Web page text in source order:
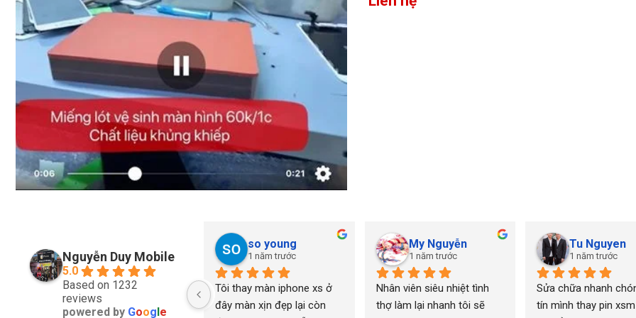
Nguyễn Duy Mobile
5.0
Based on 1232
reviews
powered by Google
so young
1 năm trước
Tôi thay màn iphone xs ở
đây màn xịn đẹp lại còn
My Nguyễn
1 năm trước
Nhân viên siêu nhiệt tình
thợ làm lại nhanh tôi sẽ
Tu Nguyen
1 năm trước
Sửa chữa nhanh
tín mình thay pin